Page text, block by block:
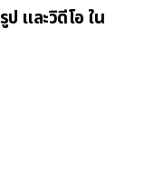
และวิดีโอ ใน